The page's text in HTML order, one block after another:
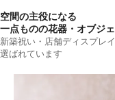
空間の主役になる
一点ものの花器・オブジェ
新築祝い・店舗ディスプレ
選ばれています